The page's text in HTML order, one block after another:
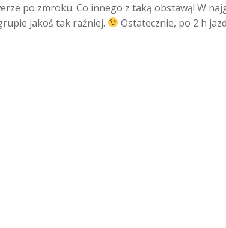
po zmroku. Co innego z taką obstawą! W
jakoś tak raźniej.
Ostatecznie, po 2 h